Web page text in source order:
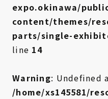
expo.okinawa/
content/themes/
parts/single-
line 14
Warning: Undefined
/home/xs145581/